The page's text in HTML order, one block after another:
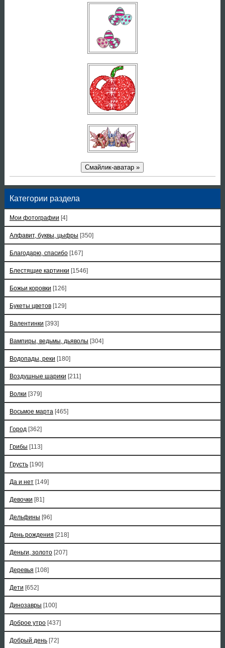
Смайлик-аватар »
Категории раздела
Мои фотографии [4]
Алфавит, буквы, цыфры [350]
Благодарю, спасибо [167]
Блестящие картинки [1546]
Божьи коровки [126]
Букеты цветов [129]
Валентинки [393]
Вампиры, ведьмы, дьяволы [304]
Водопады, реки [180]
Воздушные шарики [211]
Волки [379]
Восьмое марта [465]
Город [362]
Грибы [113]
Грусть [190]
Да и нет [149]
Девочки [81]
Дельфины [96]
День рождения [218]
Деньги, золото [207]
Деревья [108]
Дети [652]
Динозавры [100]
Доброе утро [437]
Добрый день [72]